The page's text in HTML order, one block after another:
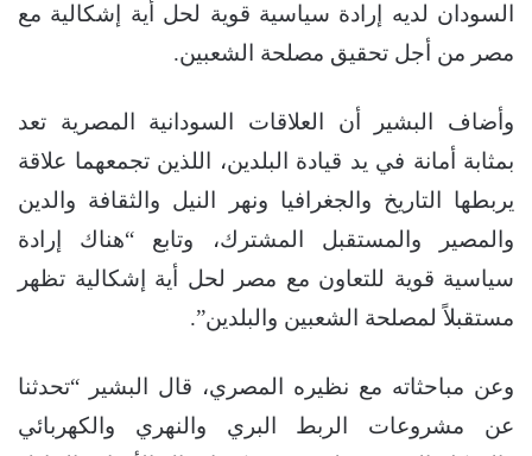
السودان لديه إرادة سياسية قوية لحل أية إشكالية مع
مصر من أجل تحقيق مصلحة الشعبين.
وأضاف البشير أن العلاقات السودانية المصرية تعد
بمثابة أمانة في يد قيادة البلدين، اللذين تجمعهما علاقة
يربطها التاريخ والجغرافيا ونهر النيل والثقافة والدين
والمصير والمستقبل المشترك، وتابع “هناك إرادة
سياسية قوية للتعاون مع مصر لحل أية إشكالية تظهر
مستقبلاً لمصلحة الشعبين والبلدين”.
وعن مباحثاته مع نظيره المصري، قال البشير “تحدثنا
عن مشروعات الربط البري والنهري والكهربائي